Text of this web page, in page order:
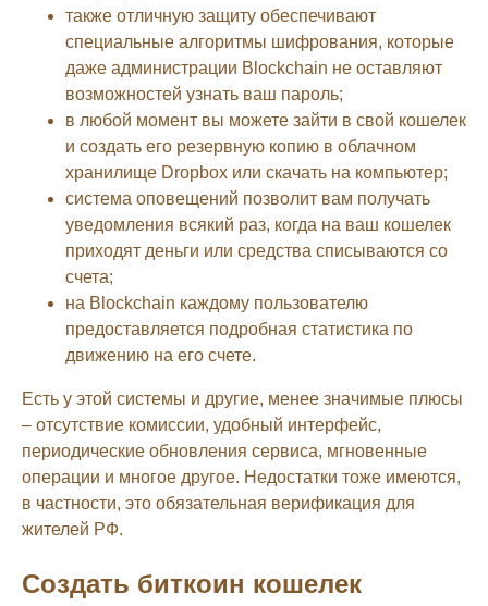
также отличную защиту обеспечивают
специальные алгоритмы шифрования, которые
даже администрации Blockchain не оставляют
возможностей узнать ваш пароль;
в любой момент вы можете зайти в свой кошелек
и создать его резервную копию в облачном
хранилище Dropbox или скачать на компьютер;
система оповещений позволит вам получать
уведомления всякий раз, когда на ваш кошелек
приходят деньги или средства списываются со
счета;
на Blockchain каждому пользователю
предоставляется подробная статистика по
движению на его счете.
Есть у этой системы и другие, менее значимые плюсы
– отсутствие комиссии, удобный интерфейс,
периодические обновления сервиса, мгновенные
операции и многое другое. Недостатки тоже имеются,
в частности, это обязательная верификация для
жителей РФ.
Создать биткоин кошелек